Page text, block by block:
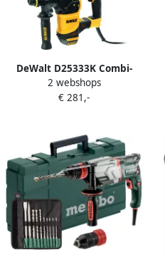
DeWalt D25333K Combi-
boorhamer | 950w 3.5J
D25333K-QS
2 webshops
€ 281,-